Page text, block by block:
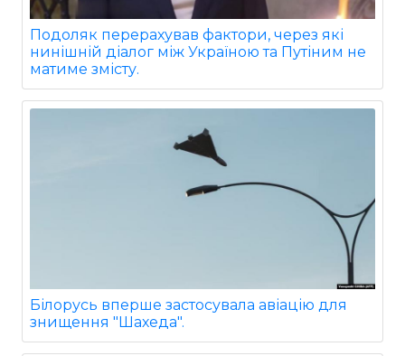
Подоляк перерахував фактори, через які
нинішній діалог між Україною та Путіним не
матиме змісту.
Білорусь вперше застосувала авіацію для
знищення "Шахеда".